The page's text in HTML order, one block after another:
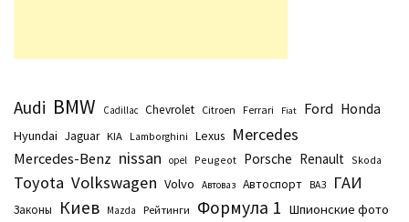
Audi BMW Cadillac Chevrolet Citroen Ferrari Fiat Ford Honda
Hyundai Jaguar KIA Lamborghini Lexus Mercedes
Mercedes-Benz nissan opel Peugeot Porsche Renault Skoda
Toyota Volkswagen Volvo Автоваз Автоспорт ВАЗ ГАИ
Законы Киев Маzda Рейтинги Формула 1 Шпионские фото